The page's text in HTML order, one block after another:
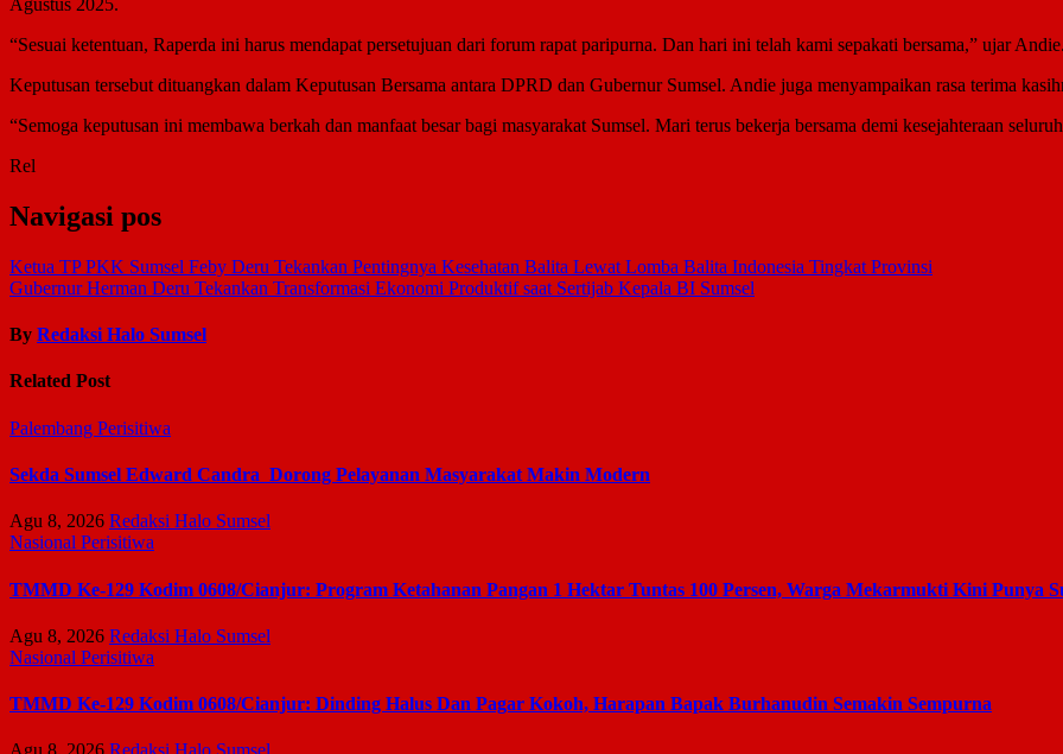
Agustus 2025.
“Sesuai ketentuan, Raperda ini harus mendapat persetujuan dari forum rapat paripurna. Dan hari ini telah kami sepakati bersama,” ujar Andie.
Keputusan tersebut dituangkan dalam Keputusan Bersama antara DPRD dan Gubernur Sumsel. Andie juga menyampaikan rasa terima
“Semoga keputusan ini membawa berkah dan manfaat besar bagi masyarakat Sumsel. Mari terus bekerja bersama demi kesejahteraan
Rel
Navigasi pos
Ketua TP PKK Sumsel Feby Deru Tekankan Pentingnya Kesehatan Balita Lewat Lomba Balita Indonesia Tingkat Provinsi
Gubernur Herman Deru Tekankan Transformasi Ekonomi Produktif saat Sertijab Kepala BI Sumsel
By Redaksi Halo Sumsel
Related Post
Palembang Perisitiwa
Sekda Sumsel Edward Candra Dorong Pelayanan Masyarakat Makin Modern
Agu 8, 2026 Redaksi Halo Sumsel
Nasional Perisitiwa
TMMD Ke-129 Kodim 0608/Cianjur: Program Ketahanan Pangan 1 Hektar Tuntas 100 Persen, Warga Mekarmukti Kini Punya
Agu 8, 2026 Redaksi Halo Sumsel
Nasional Perisitiwa
TMMD Ke-129 Kodim 0608/Cianjur: Dinding Halus Dan Pagar Kokoh, Harapan Bapak Burhanudin Semakin Sempurna